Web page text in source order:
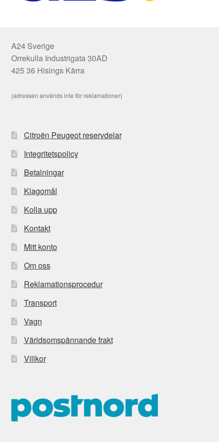
A24 Sverige
Orrekulla Industrigata 30AD
425 36 Hisings Kärra
(adressen används inte för reklamationer)
Citroën Peugeot reservdelar
Integritetspolicy
Betalningar
Klagomål
Kolla upp
Kontakt
Mitt konto
Om oss
Reklamationsprocedur
Transport
Vagn
Världsomspännande frakt
Villkor